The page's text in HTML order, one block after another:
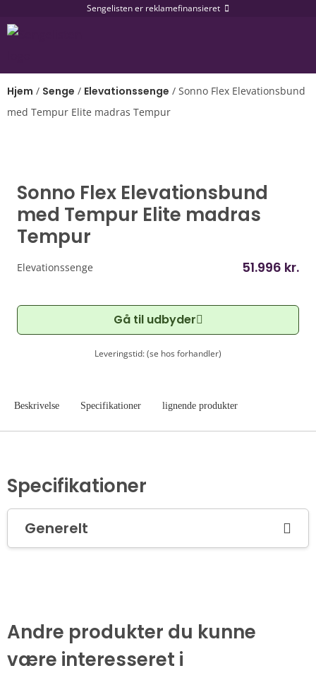
Sengelisten er reklamefinansieret
Hjem / Senge / Elevationssenge / Sonno Flex Elevationsbund
med Tempur Elite madras Tempur
Sonno Flex Elevationsbund
med Tempur Elite madras
Tempur
Elevationssenge 51.996 kr.
Gå til udbyder
Leveringstid: (se hos forhandler)
Beskrivelse Specifikationer lignende produkter
Specifikationer
Generelt
Andre produkter du kunne
være interesseret i